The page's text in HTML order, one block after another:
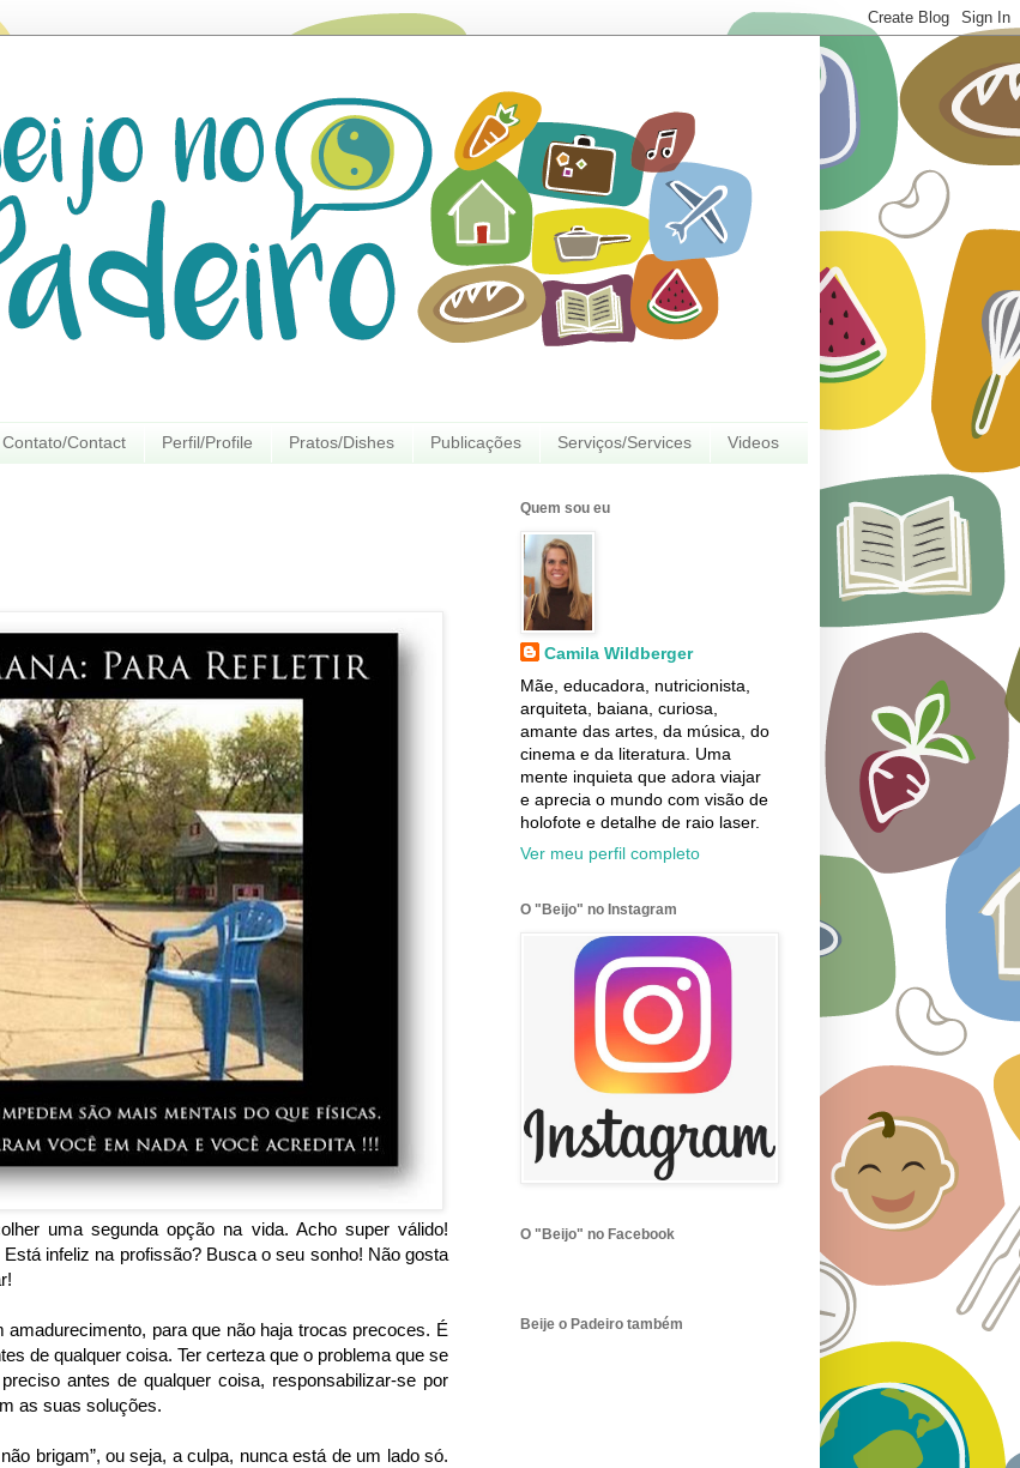
Contato/Contact Perfil/Profile Pratos/Dishes Publicações Serviços/Services Videos
uma segunda opção na vida. Acho super válido!
infeliz na profissão? Busca o seu sonho! Não gosta
para que não haja trocas precoces. É
de qualquer coisa. Ter certeza que o problema que se
antes de qualquer coisa, responsabilizar-se por
as suas soluções.
brigam”, ou seja, a culpa, nunca está de um lado só.
Quem sou eu
Camila Wildberger
Mãe, educadora, nutricionista,
arquiteta, baiana, curiosa,
amante das artes, da música, do
cinema e da literatura. Uma
mente inquieta que adora viajar
e aprecia o mundo com visão de
holofote e detalhe de raio laser.
Ver meu perfil completo
O "Beijo" no Instagram
O "Beijo" no Facebook
Beije o Padeiro também